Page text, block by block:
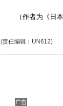
（作者为《日本
(责任编辑：UN612)
广告